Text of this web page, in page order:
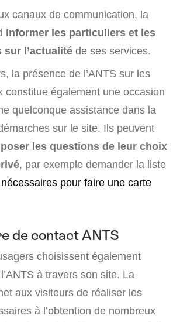
canaux de communication, la
informer les particuliers et les
l’actualité de ses services.
la présence de l’ANTS sur les
constitue également une occasion
quelconque assistance dans la
sur le site. Ils peuvent
poser les questions de leur choix
, par exemple demander la liste
pour faire une carte
de contact ANTS
choisissent également
à travers son site. La
aux visiteurs de réaliser les
à l’obtention de nombreux